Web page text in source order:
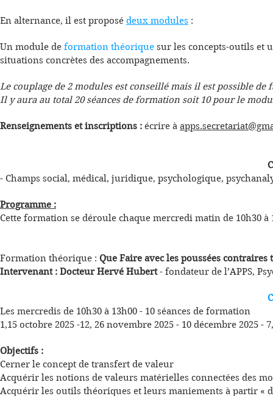
En alternance, il est proposé deux modules :
Un module de formation théorique sur les concepts-outils et
situations concrètes des accompagnements.
Le couplage de 2 modules est conseillé mais il est possible
Il y aura au total 20 séances de formation soit 10 pour le
Renseignements et inscriptions : écrire à
- Champs social, médical, juridique, psychologique,
Programme :
Cette formation se déroule chaque mercredi matin de 10h30
Formation théorique : Que Faire avec les poussées
Intervenant : Docteur Hervé Hubert- fondateur de l’APPS,
Les mercredis de 10h30 à 13h00 - 10 séances de formation
1,15 octobre 2025 -12, 26 novembre 2025 - 10 décembre 2025 -
Objectifs :
Cerner le concept de transfert de valeur
Acquérir les notions de valeurs matérielles connectées des
Acquérir les outils théoriques et leurs maniements à partir «